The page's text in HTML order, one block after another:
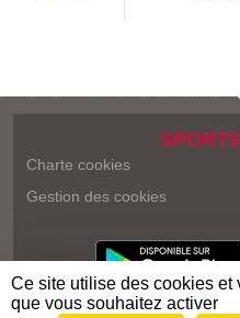
SPORTS
Charte cookies
Gestion des cookies
Ce site utilise des cookies et
que vous souhaitez activer